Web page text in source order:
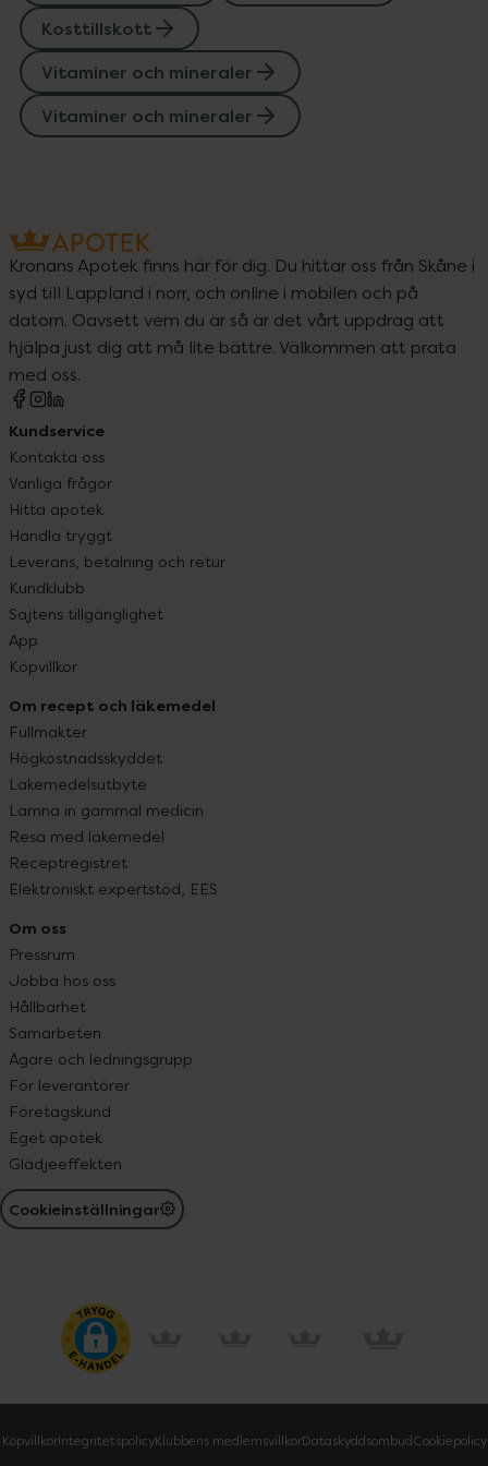
Kosttillskott
Vitaminer och mineraler
Vitaminer och mineraler
Kronans Apotek finns här för dig. Du hittar oss från Skåne i
syd till Lappland i norr, och online i mobilen och på
datorn. Oavsett vem du är så är det vårt uppdrag att
hjälpa just dig att må lite bättre. Välkommen att prata
med oss.
Kundservice
Kontakta oss
Vanliga frågor
Hitta apotek
Handla tryggt
Leverans, betalning och retur
Kundklubb
Sajtens tillgänglighet
App
Köpvillkor
Om recept och läkemedel
Fullmakter
Högkostnadsskyddet
Läkemedelsutbyte
Lämna in gammal medicin
Resa med läkemedel
Receptregistret
Elektroniskt expertstöd, EES
Om oss
Pressrum
Jobba hos oss
Hållbarhet
Samarbeten
Ägare och ledningsgrupp
För leverantörer
Företagskund
Eget apotek
Glädjeeffekten
Cookieinställningar
KöpvillkorIntegritetspolicyKlubbens medlemsvillkorDataskyddsombudCookiepolicy